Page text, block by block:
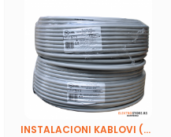
INSTALACIONI KABLOVI (PPY, N2XH, SKS 4X16)